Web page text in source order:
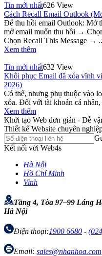
Tin mới nhất626 View
Cách Recall Email Outlook
Để thu hồi email Outlook: Mở
mở email muốn thu hồi →
Chọn Recall This Message →
Xem thêm
Tin mới nhất632 View
Khôi phục Email đã xóa vĩnh
2026)
Có thể, nhưng phụ thuộc vào
xóa. Đối với tài khoản cá
Xem thêm
Khởi tạo Web đơn giản - Dễ
Thiết kế Website chuyên
Kết nối với Web4s
Hà Nội
Hồ Chí Minh
Vinh
Tầng 4, Tòa 97–99 Láng
Hà Nội
Điện thoại:1900 6680 -
Email: sales@nhanhoa.com